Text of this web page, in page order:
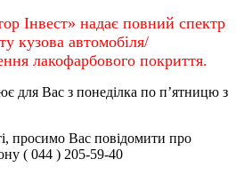
Інвест» надає повний спектр
кузова автомобіля/
лакофарбового покриття.
для Вас з понеділка по п’ятницю з
просимо Вас повідомити про
( 044 ) 205-59-40